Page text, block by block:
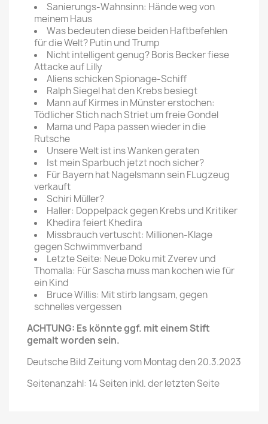
Sanierungs-Wahnsinn: Hände weg von
meinem Haus
Was bedeuten diese beiden Haftbefehlen
für die Welt? Putin und Trump
Nicht intelligent genug? Boris Becker fiese
Attacke auf Lilly
Aliens schicken Spionage-Schiff
Ralph Siegel hat den Krebs besiegt
Mann auf Kirmes in Münster erstochen:
Tödlicher Stich nach Striet um freie Gondel
Mama und Papa passen wieder in die
Rutsche
Unsere Welt ist ins Wanken geraten
Ist mein Sparbuch jetzt noch sicher?
Für Bayern hat Nagelsmann sein FLugzeug
verkauft
Schiri Müller?
Haller: Doppelpack gegen Krebs und Kritiker
Khedira feiert Khedira
Missbrauch vertuscht: Millionen-Klage
gegen Schwimmverband
Letzte Seite: Neue Doku mit Zverev und
Thomalla: Für Sascha muss man kochen wie für
ein Kind
Bruce Willis: Mit stirb langsam, gegen
schnelles vergessen
ACHTUNG: Es könnte ggf. mit einem Stift
gemalt worden sein.
Deutsche Bild Zeitung vom Montag den 20.3.2023
Seitenanzahl: 14 Seiten inkl. der letzten Seite